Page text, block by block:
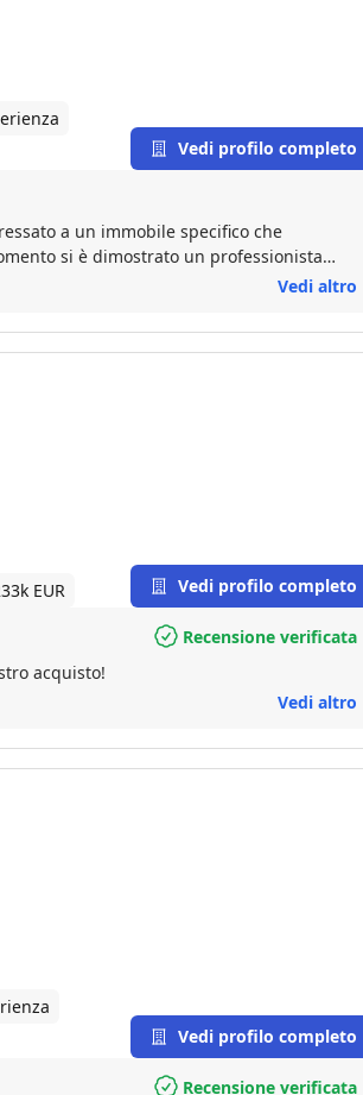
Vedi profilo completo
a un immobile specifico che
si è dimostrato un professionista
ha chiarito ogni mio dubbio sulla
Vedi altro
EUR Vedi profilo completo
Recensione verificata
acquisto!
Vedi altro
Vedi profilo completo
Recensione verificata